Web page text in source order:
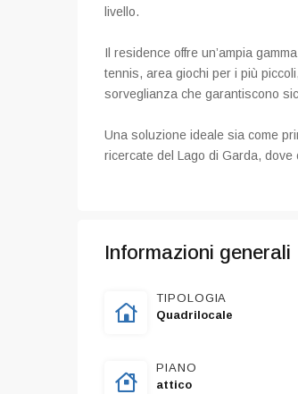
livello.
Il residence offre un’ampia
tennis, area giochi per i più
sorveglianza che garantiscono
Una soluzione ideale sia come
ricercate del Lago di Garda,
Informazioni generali
TIPOLOGIA
Quadrilocale
PIANO
attico